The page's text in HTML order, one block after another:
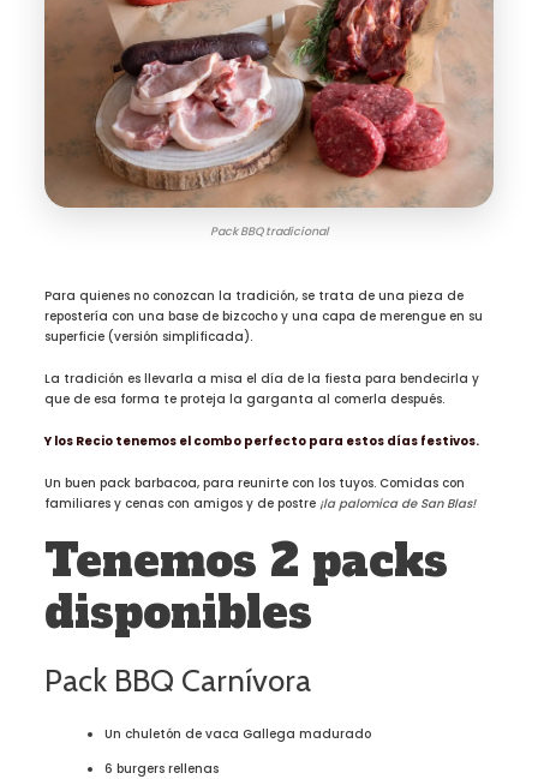
Pack BBQ tradicional
Para quienes no conozcan la tradición, se trata de una pieza de
repostería con una base de bizcocho y una capa de merengue en su
superficie (versión simplificada).
La tradición es llevarla a misa el día de la fiesta para bendecirla y
que de esa forma te proteja la garganta al comerla después.
Y los Recio tenemos el combo perfecto para estos días festivos.
Un buen pack barbacoa, para reunirte con los tuyos. Comidas con
familiares y cenas con amigos y de postre ¡la palomica de San Blas!
Tenemos 2 packs
disponibles
Pack BBQ Carnívora
Un chuletón de vaca Gallega madurado
6 burgers rellenas